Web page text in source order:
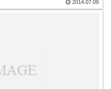
2014.07.09